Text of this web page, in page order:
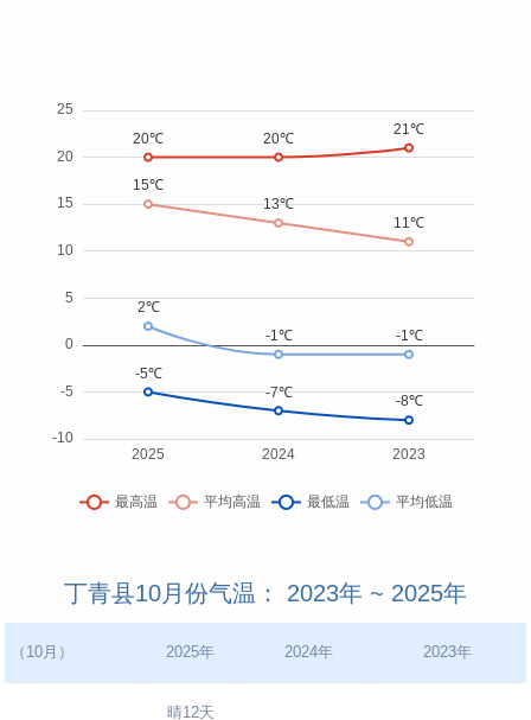
丁青县10月份气温： 2023年 ~ 2025年
（10月） 2025年 2024年 2023年
晴12天